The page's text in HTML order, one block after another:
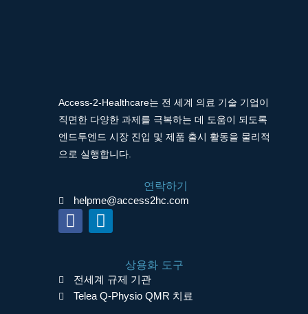
Access-2-Healthcare는 전 세계 의료 기술 기업이
직면한 다양한 과제를 극복하는 데 도움이 되도록
엔드투엔드 시장 진입 및 제품 출시 활동을 물리적
으로 실행합니다.
연락하기
helpme@access2hc.com
F
a
b
o
L
i
e
d
상용화 도구
전세계 규제 기관
Telea Q-Physio QMR 치료